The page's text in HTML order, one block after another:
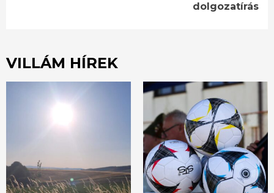
dolgozatírás
VILLÁM HÍREK